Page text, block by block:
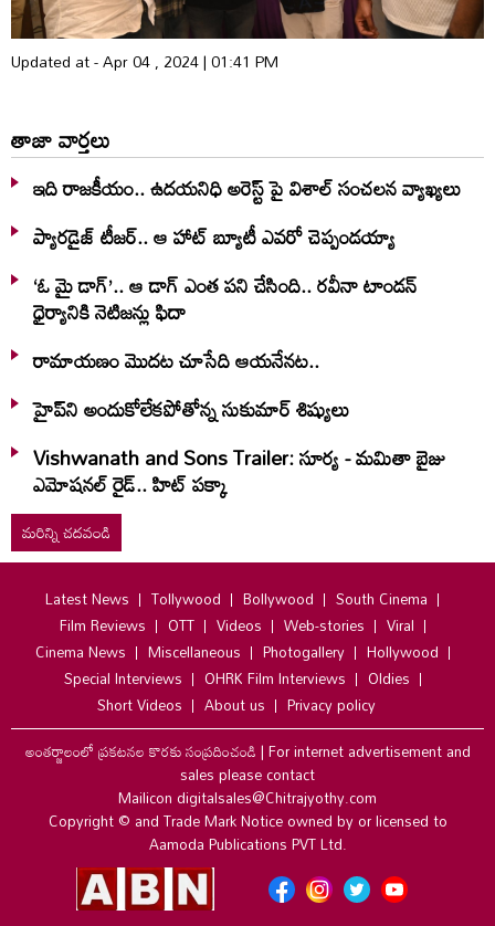
Updated at - Apr 04 , 2024 | 01:41 PM
తాజా వార్తలు
ఇది రాజకీయం.. ఉదయనిధి అరెస్ట్ పై విశాల్ సంచలన వ్యాఖ్యలు
ప్యారడైజ్ టీజర్.. ఆ హాట్ బ్యూటీ ఎవరో చెప్పండయ్యా
‘ఓ మై డాగ్’.. ఆ డాగ్ ఎంత పని చేసింది.. రవీనా టాండన్
ధైర్యానికి నెటిజన్లు ఫిదా
రామాయణం మొదట చూసేది ఆయనేనట..
హైప్‌ని అందుకోలేకపోతోన్న సుకుమార్ శిష్యులు
Vishwanath and Sons Trailer: సూర్య - మమితా బైజు
ఎమోషనల్ రైడ్.. హిట్ పక్కా
మరిన్ని చదవండి
Latest News Tollywood Bollywood
South Cinema
Film Reviews
OTT Videos Web-stories
Viral
Cinema News
Miscellaneous Photogallery
Hollywood
Special Interviews
OHRK Film Interviews
Oldies
Short Videos
About us
Privacy policy
అంతర్జాలంలో ప్రకటనల కొరకు సంప్రదించండి|For internet advertisement and
sales please contact
Mailicon digitalsales@Chitrajyothy.com
Copyright © and Trade Mark Notice owned by or licensed to
Aamoda Publications PVT Ltd.